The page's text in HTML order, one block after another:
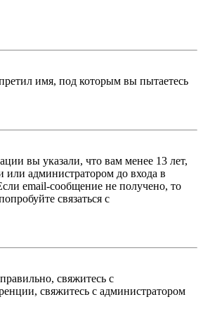
имя, под которым вы пытаетесь
вы указали, что вам менее 13 лет,
или администратором до входа в
email-сообщение не получено, то
связаться с
свяжитесь с
свяжитесь с администратором